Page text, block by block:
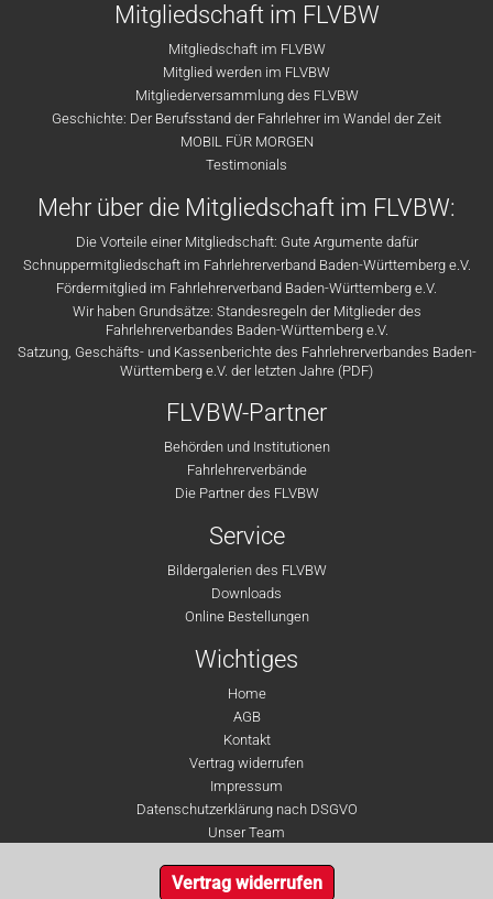
Mitgliedschaft im FLVBW
Mitgliedschaft im FLVBW
Mitglied werden im FLVBW
Mitgliederversammlung des FLVBW
Geschichte: Der Berufsstand der Fahrlehrer im Wandel der Zeit
MOBIL FÜR MORGEN
Testimonials
Mehr über die Mitgliedschaft im FLVBW:
Die Vorteile einer Mitgliedschaft: Gute Argumente dafür
Schnuppermitgliedschaft im Fahrlehrerverband Baden-Württemberg e.V.
Fördermitglied im Fahrlehrerverband Baden-Württemberg e.V.
Wir haben Grundsätze: Standesregeln der Mitglieder des
Fahrlehrerverbandes Baden-Württemberg e.V.
Satzung, Geschäfts- und Kassenberichte des Fahrlehrerverbandes Baden-
Württemberg e.V. der letzten Jahre (PDF)
FLVBW-Partner
Behörden und Institutionen
Fahrlehrerverbände
Die Partner des FLVBW
Service
Bildergalerien des FLVBW
Downloads
Online Bestellungen
Wichtiges
Home
AGB
Kontakt
Vertrag widerrufen
Impressum
Datenschutzerklärung nach DSGVO
Unser Team
Vertrag widerrufen